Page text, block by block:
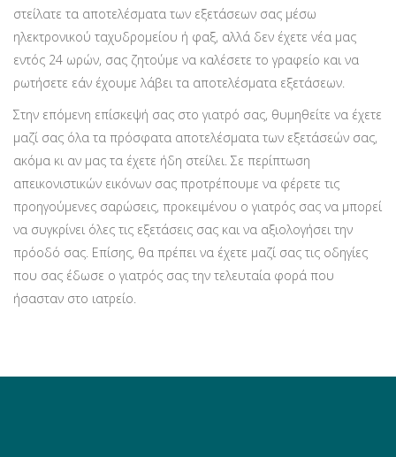
στείλατε τα αποτελέσματα των εξετάσεων σας μέσω
ηλεκτρονικού ταχυδρομείου ή φαξ, αλλά δεν έχετε νέα μας
εντός 24 ωρών, σας ζητούμε να καλέσετε το γραφείο και να
ρωτήσετε εάν έχουμε λάβει τα αποτελέσματα εξετάσεων.
Στην επόμενη επίσκεψή σας στο γιατρό σας, θυμηθείτε να έχετε
μαζί σας όλα τα πρόσφατα αποτελέσματα των εξετάσεών σας,
ακόμα κι αν μας τα έχετε ήδη στείλει. Σε περίπτωση
απεικονιστικών εικόνων σας προτρέπουμε να φέρετε τις
προηγούμενες σαρώσεις, προκειμένου ο γιατρός σας να μπορεί
να συγκρίνει όλες τις εξετάσεις σας και να αξιολογήσει την
πρόοδό σας. Επίσης, θα πρέπει να έχετε μαζί σας τις οδηγίες
που σας έδωσε ο γιατρός σας την τελευταία φορά που
ήσασταν στο ιατρείο.